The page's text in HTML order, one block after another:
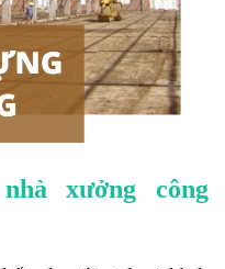
xưởng công